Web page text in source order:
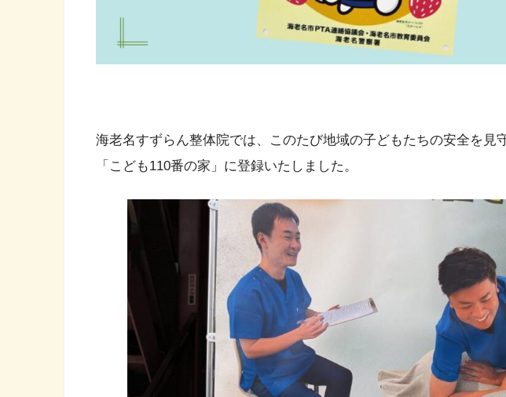
海老名すずらん整体院では、このたび地域の子どもたちの安全を見
「こども110番の家」に登録いたしました。